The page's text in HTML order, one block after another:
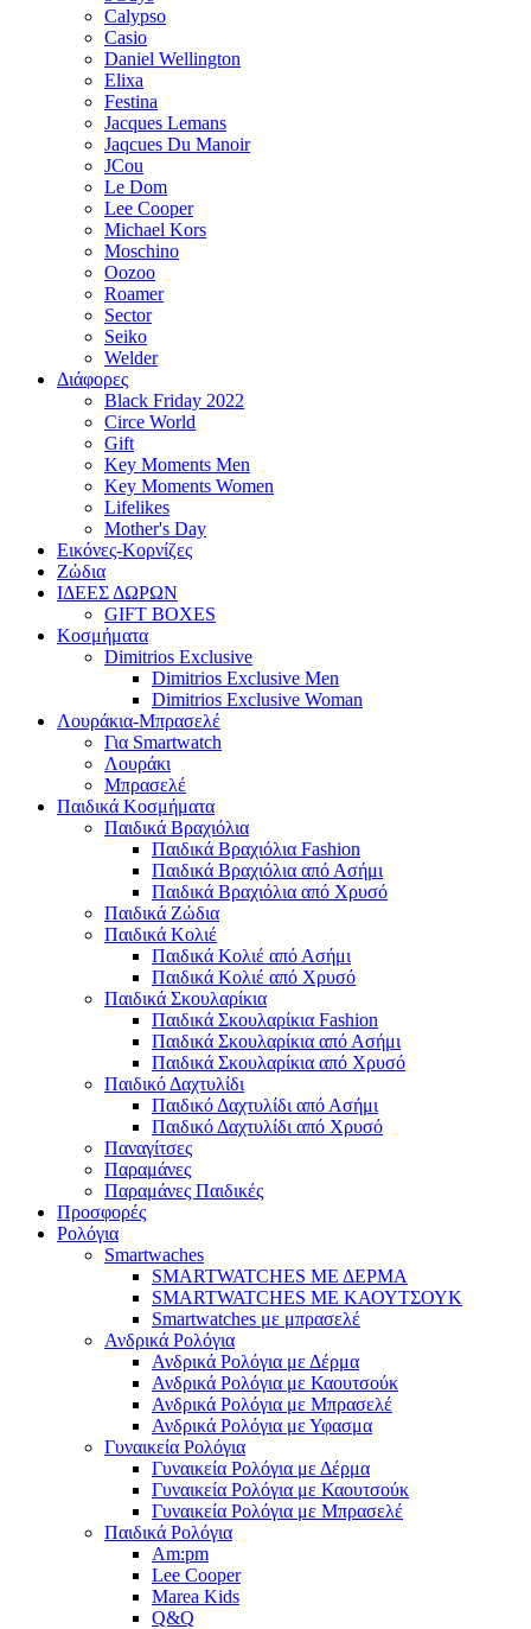
Calypso
Casio
Daniel Wellington
Elixa
Festina
Jacques Lemans
Jaqcues Du Manoir
JCou
Le Dom
Lee Cooper
Michael Kors
Moschino
Oozoo
Roamer
Sector
Seiko
Welder
Διάφορες
Black Friday 2022
Circe World
Gift
Key Moments Men
Key Moments Women
Lifelikes
Mother's Day
Εικόνες-Κορνίζες
Ζώδια
ΙΔΕΕΣ ΔΩΡΩΝ
GIFT BOXES
Κοσμήματα
Dimitrios Exclusive
Dimitrios Exclusive Men
Dimitrios Exclusive Woman
Λουράκια-Μπρασελέ
Για Smartwatch
Λουράκι
Μπρασελέ
Παιδικά Κοσμήματα
Παιδικά Βραχιόλια
Παιδικά Βραχιόλια Fashion
Παιδικά Βραχιόλια από Ασήμι
Παιδικά Βραχιόλια από Χρυσό
Παιδικά Ζώδια
Παιδικά Κολιέ
Παιδικά Κολιέ από Ασήμι
Παιδικά Κολιέ από Χρυσό
Παιδικά Σκουλαρίκια
Παιδικά Σκουλαρίκια Fashion
Παιδικά Σκουλαρίκια από Ασήμι
Παιδικά Σκουλαρίκια από Χρυσό
Παιδικό Δαχτυλίδι
Παιδικό Δαχτυλίδι από Ασήμι
Παιδικό Δαχτυλίδι από Χρυσό
Παναγίτσες
Παραμάνες
Παραμάνες Παιδικές
Προσφορές
Ρολόγια
Smartwaches
SMARTWATCHES ΜΕ ΔΕΡΜΑ
SMARTWATCHES ΜΕ ΚΑΟΥΤΣΟΥΚ
Smartwatches με μπρασελέ
Ανδρικά Ρολόγια
Ανδρικά Ρολόγια με Δέρμα
Ανδρικά Ρολόγια με Καουτσούκ
Ανδρικά Ρολόγια με Μπρασελέ
Ανδρικά Ρολόγια με Υφασμα
Γυναικεία Ρολόγια
Γυναικεία Ρολόγια με Δέρμα
Γυναικεία Ρολόγια με Καουτσούκ
Γυναικεία Ρολόγια με Μπρασελέ
Παιδικά Ρολόγια
Am:pm
Lee Cooper
Marea Kids
Q&Q